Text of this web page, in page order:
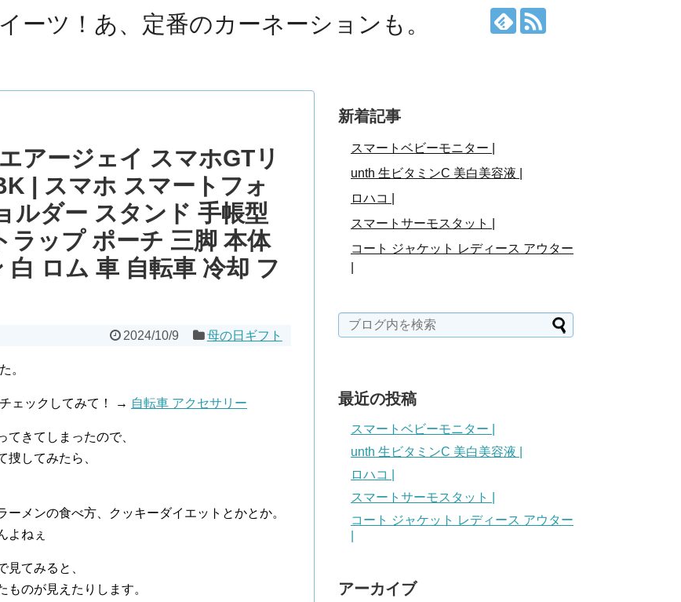
ーツ！あ、定番のカーネーションも。
アージェイ スマホGTリ
| スマホ スマートフォ
ルダー スタンド 手帳型
ラップ ポーチ 三脚 本体
ロム 車 自転車 冷却 フ
2024/10/9 母の日ギフト
。
ェックしてみて！ → 自転車 アクセサリー
きてしまったので、
してみたら、
メンの食べ方、クッキーダイエットとかとか。
よねぇ
てみると、
のが見えたりします。
新着記事
スマートベビーモニター |
unth 生ビタミンC 美白美容液 |
ロハコ |
スマートサーモスタット |
コート ジャケット レディース アウター
最近の投稿
スマートベビーモニター |
unth 生ビタミンC 美白美容液 |
ロハコ |
スマートサーモスタット |
コート ジャケット レディース アウター
アーカイブ